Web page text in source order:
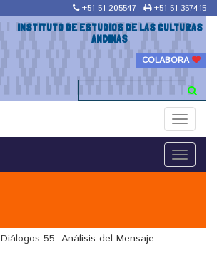
+51 51 205547 +51 51 357415
INSTITUTO DE ESTUDIOS DE LAS CULTURAS
ANDINAS
COLABORA
Toggle
Toggle
Diálogos 55: Análisis del Mensaje